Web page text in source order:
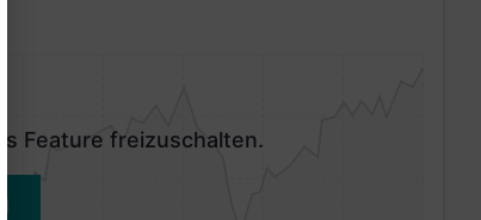
Feature freizuschalten.